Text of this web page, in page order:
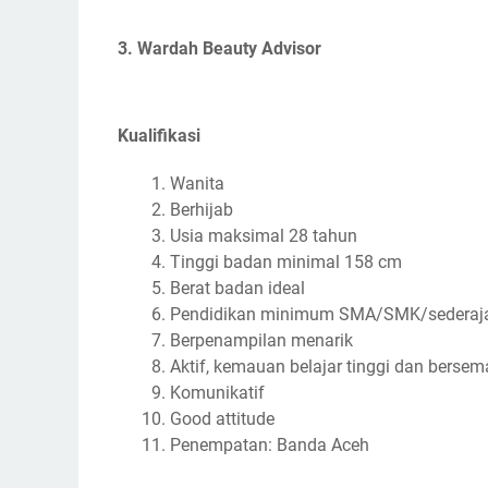
3. Wardah Beauty Advisor
Kualifikasi
Wanita
Berhijab
Usia maksimal 28 tahun
Tinggi badan minimal 158 cm
Berat badan ideal
Pendidikan minimum SMA/SMK/
Berpenampilan menarik
Aktif, kemauan belajar tinggi dan
Komunikatif
Good attitude
Penempatan: Banda Aceh